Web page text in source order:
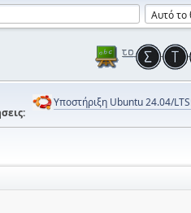
Υποστήριξη Ubuntu 24.04/